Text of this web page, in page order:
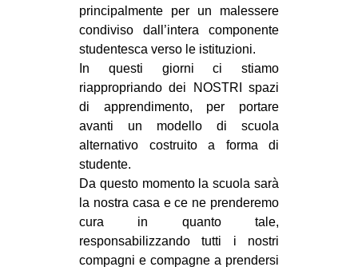
ESTREMO ORIENTE
EUROPA
MEDIO ORIENTE
EVENTI
Fb
tw
principalmente per un malessere
condiviso dall’intera componente
studentesca verso le istituzioni.
In questi giorni ci stiamo
riappropriando dei NOSTRI spazi
di apprendimento, per portare
avanti un modello di scuola
alternativo costruito a forma di
studente.
Da questo momento la scuola sarà
la nostra casa e ce ne prenderemo
cura in quanto tale,
responsabilizzando tutti i nostri
compagni e compagne a prendersi